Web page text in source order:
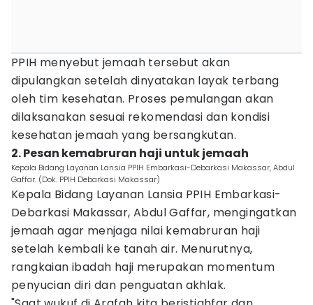
PPIH menyebut jemaah tersebut akan
dipulangkan setelah dinyatakan layak terbang
oleh tim kesehatan. Proses pemulangan akan
dilaksanakan sesuai rekomendasi dan kondisi
kesehatan jemaah yang bersangkutan.
2. Pesan kemabruran haji untuk jemaah
Kepala Bidang Layanan Lansia PPIH Embarkasi-Debarkasi Makassar, Abdul
Gaffar. (Dok. PPIH Debarkasi Makassar)
Kepala Bidang Layanan Lansia PPIH Embarkasi-
Debarkasi Makassar, Abdul Gaffar, mengingatkan
jemaah agar menjaga nilai kemabruran haji
setelah kembali ke tanah air. Menurutnya,
rangkaian ibadah haji merupakan momentum
penyucian diri dan penguatan akhlak.